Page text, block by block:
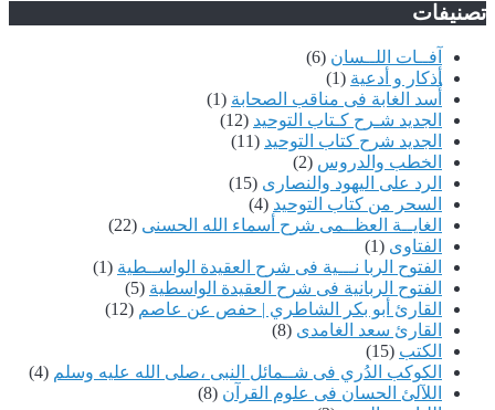
آفــات اللــسان(6)
أذكار و أدعية (1)
أُسد الغابة فى مناقب الصحابة(1)
الجديد شـرح كـتاب التوحيد(12)
الجديد شرح كتاب التوحيد(11)
الخطب والدروس(2)
الرد على اليهود والنصارى(15)
السحر من كتاب التوحيد(4)
الغايــة العظــمى شرح أسماء الله الحسنى(22)
الفتاوى(1)
الفتوح الربا نـــية فى شرح العقيدة الواســطية(1)
الفتوح الربانية فى شرح العقيدة الواسطية(5)
القارئ أبو بكر الشاطري | حفص عن عاصم(12)
القارئ سعد الغامدى(8)
الكتب (15)
الكوكب الدُري فى شــمائل النبى ،صلى الله عليه وسلم(4)
اللآلئ الحسان فى علوم القرآن(8)